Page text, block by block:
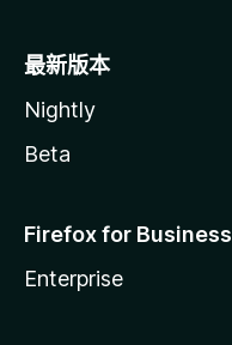
最新版本
Nightly
Beta
Firefox for Business
Enterprise